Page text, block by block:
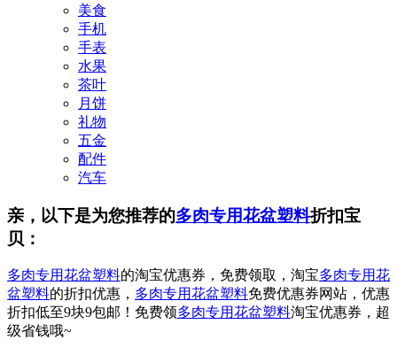
美食
手机
手表
水果
茶叶
月饼
礼物
五金
配件
汽车
亲，以下是为您推荐的多肉专用花盆塑料折扣宝
贝：
多肉专用花盆塑料的淘宝优惠券，免费领取，淘宝多肉专用花
盆塑料的折扣优惠， 多肉专用花盆塑料免费优惠券网站，优惠
折扣低至9块9包邮！免费领多肉专用花盆塑料淘宝优惠券，超
级省钱哦~